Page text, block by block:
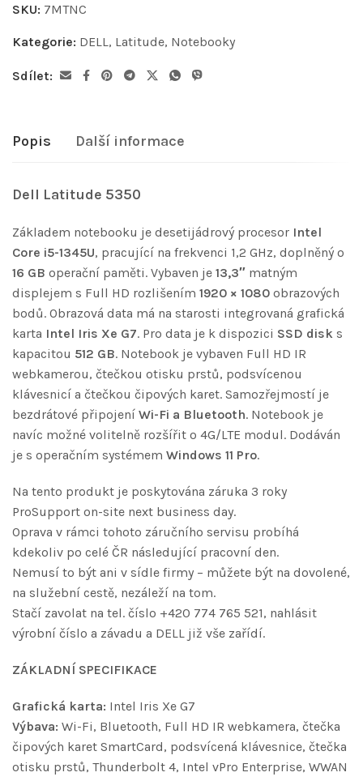
SKU: 7MTNC
Kategorie: DELL , Latitude, Notebooky
Sdílet:
Popis Další informace
Dell Latitude 5350
Základem notebooku je desetijádrový procesor Intel
Core i5-1345U, pracující na frekvenci 1,2 GHz, doplněný o
16 GB operační paměti. Vybaven je 13,3″ matným
displejem s Full HD rozlišením 1920 × 1080 obrazových
bodů. Obrazová data má na starosti integrovaná grafická
karta Intel Iris Xe G7. Pro data je k dispozici SSD disk s
kapacitou 512 GB. Notebook je vybaven Full HD IR
webkamerou, čtečkou otisku prstů, podsvícenou
klávesnicí a čtečkou čipových karet. Samozřejmostí je
bezdrátové připojení Wi-Fi a Bluetooth. Notebook je
navíc možné volitelně rozšířit o 4G/LTE modul. Dodáván
je s operačním systémem Windows 11 Pro.
Na tento produkt je poskytována záruka 3 roky
ProSupport on-site next business day.
Oprava v rámci tohoto záručního servisu probíhá
kdekoliv po celé ČR následující pracovní den.
Nemusí to být ani v sídle firmy – můžete být na dovolené,
na služební cestě, nezáleží na tom.
Stačí zavolat na tel. číslo +420 774 765 521, nahlásit
výrobní číslo a závadu a DELL již vše zařídí.
ZÁKLADNÍ SPECIFIKACE
Grafická karta: Intel Iris Xe G7
Výbava: Wi-Fi, Bluetooth, Full HD IR webkamera, čtečka
čipových karet SmartCard, podsvícená klávesnice, čtečka
otisku prstů, Thunderbolt 4, Intel vPro Enterprise, WWAN